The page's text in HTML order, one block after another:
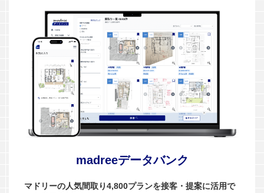
madreeデータバンク
マドリーの人気間取り4,800プランを接客・提案に活用で